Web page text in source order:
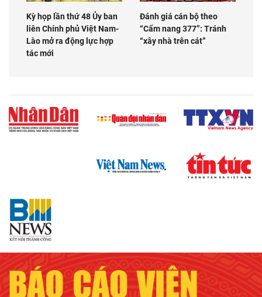
Kỳ họp lần thứ 48 Ủy ban
liên Chính phủ Việt Nam-
Lào mở ra động lực hợp
tác mới
Đánh giá cán bộ theo
“Cẩm nang 377”: Tránh
“xây nhà trên cát”